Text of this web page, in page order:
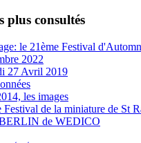
plus consultés
le 21ème Festival
2022
27 Avril 2019
les images
Festival de la miniature de St
de WEDICO